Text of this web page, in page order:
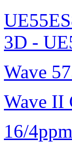
3D -
Wave
Wave II
16/